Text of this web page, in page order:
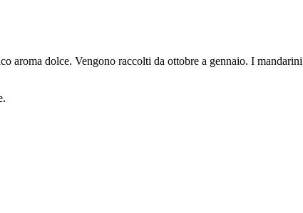
aroma dolce. Vengono raccolti da ottobre a gennaio. I